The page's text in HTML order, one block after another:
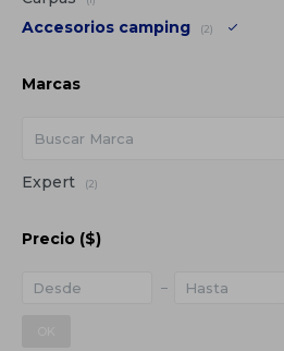
Accesorios camping (2)
Marcas
Expert (2)
Precio ($)